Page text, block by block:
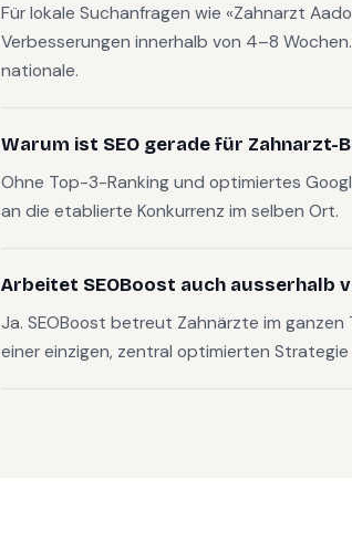
Für lokale Suchanfragen wie «Zahnarzt
Verbesserungen innerhalb von 4–8
nationale.
Warum ist SEO gerade für Zahnarzt-
Ohne Top-3-Ranking und optimiertes
an die etablierte Konkurrenz im selben Ort.
Arbeitet SEOBoost auch ausserhalb
Ja. SEOBoost betreut Zahnärzte im
einer einzigen, zentral optimierten Strategie